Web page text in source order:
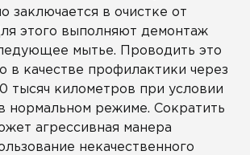
заключается в очистке от
этого выполняют демонтаж
мытье. Проводить это
в качестве профилактики через
тысяч километров при условии
нормальном режиме. Сократить
агрессивная манера
некачественного